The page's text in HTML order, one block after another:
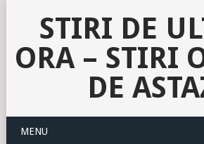
STIRI DE
ORA – STIRI
DE
MENU